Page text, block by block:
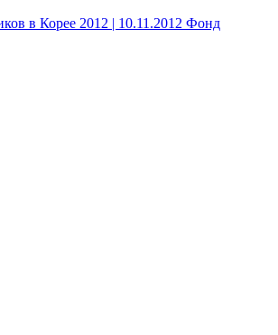
в Корее 2012 | 10.11.2012 Фонд